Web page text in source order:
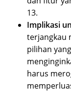
13.
Implikasi
terjangkau
pilihan
harus